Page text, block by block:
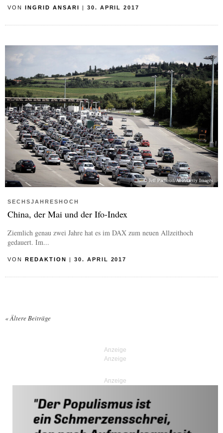
VON INGRID ANSARI 30. APRIL 2017
© Jeff Pachoud/AFP/Getty Images
SECHSJAHRESHOCH
China, der Mai und der Ifo-Index
Ziemlich genau zwei Jahre hat es im DAX zum neuen Allzeithoch
gedauert. Im...
VON REDAKTION | 30. APRIL 2017
«Ältere Beiträge
Anzeige